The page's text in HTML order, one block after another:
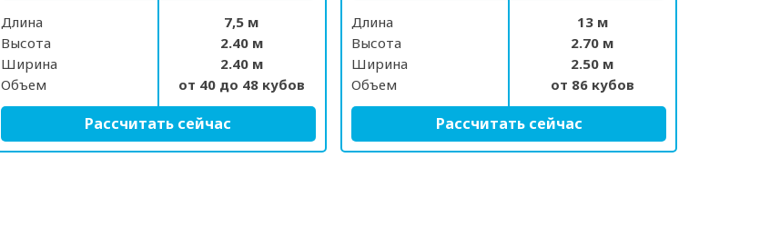
Длина
7,5 м
Высота
2.40 м
Ширина
2.40 м
Объем
от 40 до 48 кубов
Рассчитать сейчас
Длина
13 м
Высота
2.70 м
Ширина
2.50 м
Объем
от 86 кубов
Рассчитать сейчас